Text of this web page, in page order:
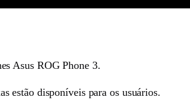
Asus ROG Phone 3.
estão disponíveis para os usuários.